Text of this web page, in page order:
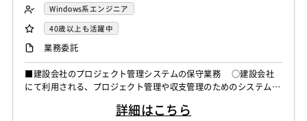
Windows系エンジニア
バックエンドエンジニア（サーバーサイド）
業務系エンジニア
40歳以上も活躍中
業務委託
■建設会社のプロジェクト管理システムの保守業務 ○建設会社
にて利用される、プロジェクト管理や収支管理のためのシステム群
・運用業務： スキル システム利用ユーザーからの問い合わ
詳細はこちら